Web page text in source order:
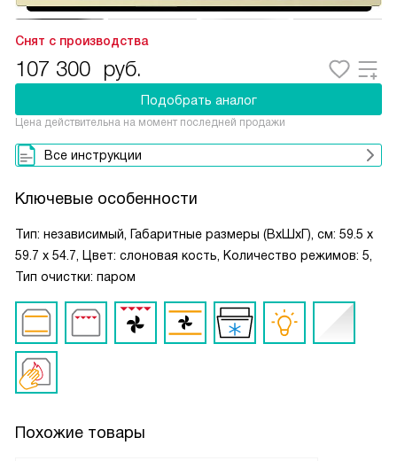
Снят с производства
107 300 руб.
Подобрать аналог
Цена действительна на момент последней продажи
Все инструкции
Ключевые особенности
Тип: независимый, Габаритные размеры (ВxШxГ), см: 59.5 x
59.7 x 54.7, Цвет: слоновая кость, Количество режимов: 5,
Тип очистки: паром
Похожие товары